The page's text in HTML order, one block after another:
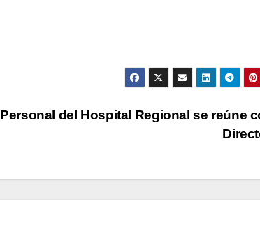
Personal del Hospital Regional se reúne